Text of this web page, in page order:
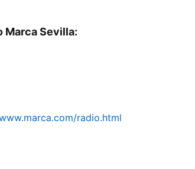
Marca Sevilla:
radio.html